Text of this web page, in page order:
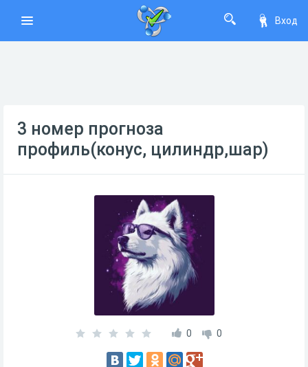
Вход
3 номер прогноза
профиль(конус, цилиндр,шар)
0 0